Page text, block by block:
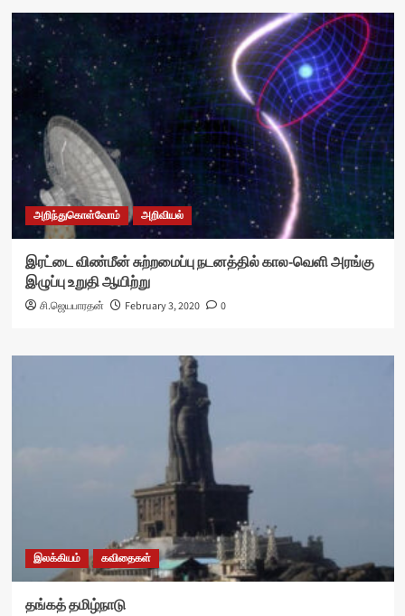
அறிந்துகொள்வோம் அறிவியல்
இரட்டை விண்மீன் சுற்றமைப்பு நடனத்தில் கால-வெளி அரங்கு
இழுப்பு உறுதி ஆயிற்று
சி.ஜெயபாரதன் February 3, 2020 0
இலக்கியம் கவிதைகள்
தங்கத் தமிழ்நாடு